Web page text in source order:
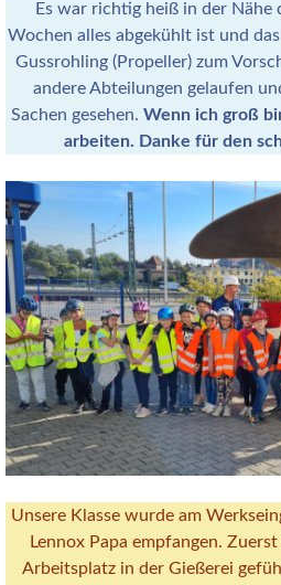
Es war richtig heiß in der Nähe
Wochen alles abgekühlt ist und
Gussrohling (Propeller) zum
andere Abteilungen gelaufen
Sachen gesehen. Wenn ich groß
arbeiten. Danke für den
Unsere Klasse wurde am
Lennox Papa empfangen.
Arbeitsplatz in der Gießerei